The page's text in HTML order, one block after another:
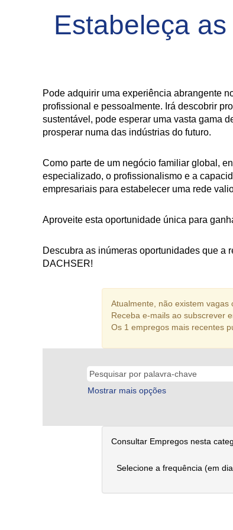
Estabeleça
Pode adquirir uma experiência abrangente
profissional e pessoalmente. Irá descobrir
sustentável, pode esperar uma vasta gama
prosperar numa das indústrias do futuro.
Como parte de um negócio familiar global,
especializado, o profissionalismo e a
empresariais para estabelecer uma rede
Aproveite esta oportunidade única para
Descubra as inúmeras oportunidades que a
DACHSER!
Atualmente, não existem vagas
Receba e-mails ao subscrever
Os 1 empregos mais recentes
Mostrar mais opções
Consultar Empregos nesta
Selecione a frequência (em